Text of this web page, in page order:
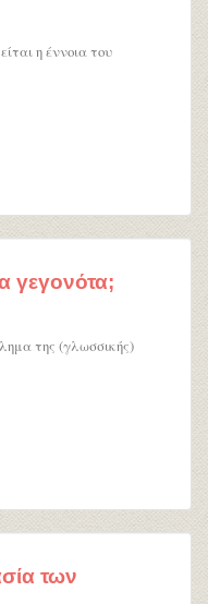
η έννοια του
γεγονότα;
της (γλωσσικής)
των